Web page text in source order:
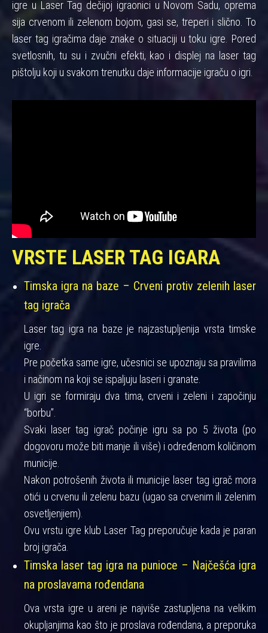
igre u Laser Tag dečijoj igraonici u Novom Sadu, oprema
sija crvenom ili zelenom bojom, gasi se, treperi i slično. To
laser tag igračima daje znake o situaciji u toku igre. Pored
svetlosnih, tu su i zvučni efekti, kao i displej na laser tag
pištolju koji u svakom trenutku daje informacije igraču o igri.
VRSTE LASER TAG IGARA
Timska igra na baze – Crveni protiv zelenih laser
tag igrača
Laser tag igra na baze je najzastupljenija vrsta timske
igre.
Pre početka same igre, učesnici se upoznaju sa pravilima
i načinom na koji se ispaljuju laseri i granate.
U igri se formiraju dva tima, crveni i zeleni i započinju
“borbu”.
Svaki laser tag igrač počinje igru sa po 5 života (po
dogovoru može biti manje ili više) i određenom količinom
municije.
Nakon potrošenih života ili municije laser tag igrač mora
otići u crvenu ili zelenu bazu (ugao sa crvenim ili zelenim
osvetljenjiem).
Ovu vrstu igre klub Laser Tag preporučuje kada je paran
broj igrača.
Timska laser tag igra na punioce – Najčešća igra
na proslavama rođendana
Ova vrsta igre u areni je najviše zastupljena na velikim
okupljanjima kao što je proslava rođendana, a preporuka